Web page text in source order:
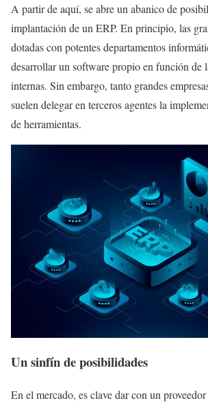
A partir de aquí, se abre un abanico de
implantación de un ERP. En principio, las
dotadas con potentes departamentos
desarrollar un software propio en función de
internas. Sin embargo, tanto grandes
suelen delegar en terceros agentes la
de herramientas.
Un sinfín de posibilidades
En el mercado, es clave dar con un